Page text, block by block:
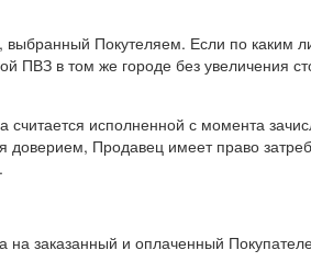
выбранный Покутеляем. Если по каким
ПВЗ в том же городе без увеличения
исполненной с момента
доверием, Продавец имеет право
заказанный и оплаченный